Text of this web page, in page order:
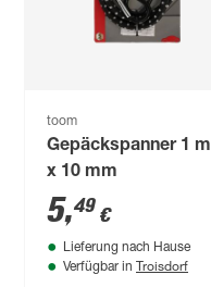
toom
Gepäckspanner 1 m
x 10 mm
5,49 €
Lieferung nach Hause
Verfügbar in Troisdorf